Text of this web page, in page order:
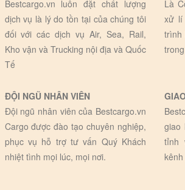
Bestcargo.vn luôn đặt chất lượng
dịch vụ là lý do tồn tại của chúng tôi
đối với các dịch vụ Air, Sea, Rail,
Kho vận và Trucking nội địa và Quốc
Tế
Là
xử lí
trình
ĐỘI NGŨ NHÂN VIÊN
Đội ngũ nhân viên của Bestcargo.vn
Cargo được đào tạo chuyên nghiệp,
phục vụ hỗ trợ tư vấn Quý Khách
nhiệt tình mọi lúc, mọi nơi.
giao
tỉnh